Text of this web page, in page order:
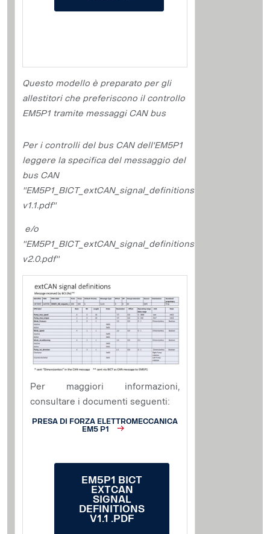
Questo modello è preparato per gli
allestitori che preferiscono il controllo
EM5P1 tramite messaggi CAN bus
Per i controlli del bus CAN dell'EM5P1
leggere la specifica del messaggio del
bus CAN
"EM5P1_BICT_extCAN_signal_definitions
v1.1.pdf"
e/o
"EM5P1_BICT_extCAN_signal_definitions
v2.0.pdf"
Per maggiori informazioni,
consultare i documenti seguenti:
PRESA DI FORZA ELETTROMECCANICA
EM5 P1
EM5P1 BICT
EXTCAN
SIGNAL
DEFINITIONS
V1.1 .PDF